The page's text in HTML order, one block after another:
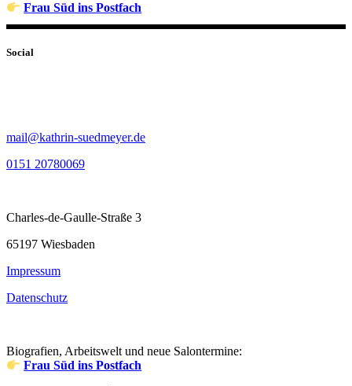
Frau Süd ins Postfach
Social
mail@kathrin-suedmeyer.de
0151 20780069
Charles-de-Gaulle-Straße 3
65197 Wiesbaden
Impressum
Datenschutz
Biografien, Arbeitswelt und neue Salontermine:
Frau Süd ins Postfach